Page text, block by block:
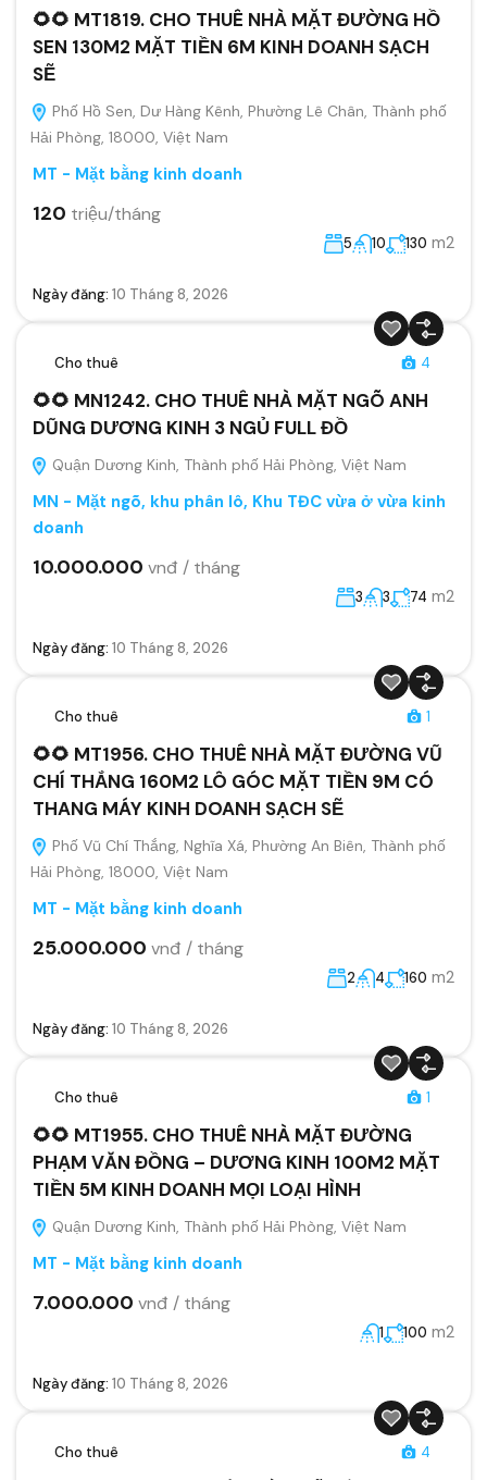
🌻🌻 MT1819. CHO THUÊ NHÀ MẶT ĐƯỜNG HỒ
SEN 130M2 MẶT TIỀN 6M KINH DOANH SẠCH
SẼ
Phố Hồ Sen, Dư Hàng Kênh, Phường Lê Chân, Thành phố
Hải Phòng, 18000, Việt Nam
MT - Mặt bằng kinh doanh
120 triệu/tháng
5 10 130 m2
Ngày đăng: 10 Tháng 8, 2026
Cho thuê 4
🌻🌻 MN1242. CHO THUÊ NHÀ MẶT NGÕ ANH
DŨNG DƯƠNG KINH 3 NGỦ FULL ĐỒ
Quận Dương Kinh, Thành phố Hải Phòng, Việt Nam
MN - Mặt ngõ, khu phân lô, Khu TĐC vừa ở vừa kinh
doanh
10.000.000 vnđ / tháng
3 3 74 m2
Ngày đăng: 10 Tháng 8, 2026
Cho thuê 1
🌻🌻 MT1956. CHO THUÊ NHÀ MẶT ĐƯỜNG VŨ
CHÍ THẮNG 160M2 LÔ GÓC MẶT TIỀN 9M CÓ
THANG MÁY KINH DOANH SẠCH SẼ
Phố Vũ Chí Thắng, Nghĩa Xá, Phường An Biên, Thành phố
Hải Phòng, 18000, Việt Nam
MT - Mặt bằng kinh doanh
25.000.000 vnđ / tháng
2 4 160 m2
Ngày đăng: 10 Tháng 8, 2026
Cho thuê 1
🌻🌻 MT1955. CHO THUÊ NHÀ MẶT ĐƯỜNG
PHẠM VĂN ĐỒNG – DƯƠNG KINH 100M2 MẶT
TIỀN 5M KINH DOANH MỌI LOẠI HÌNH
Quận Dương Kinh, Thành phố Hải Phòng, Việt Nam
MT - Mặt bằng kinh doanh
7.000.000 vnđ / tháng
1 100 m2
Ngày đăng: 10 Tháng 8, 2026
Cho thuê 4